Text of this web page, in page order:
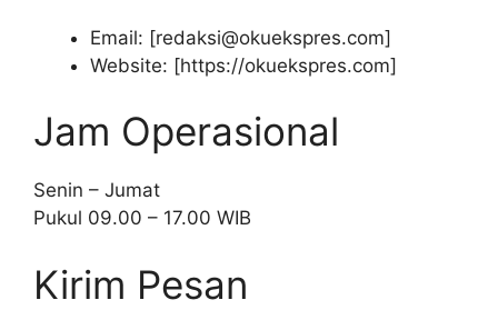
Email: [redaksi@okuekspres.com]
Website: [https://okuekspres.com]
Jam Operasional
Senin – Jumat
Pukul 09.00 – 17.00 WIB
Kirim Pesan